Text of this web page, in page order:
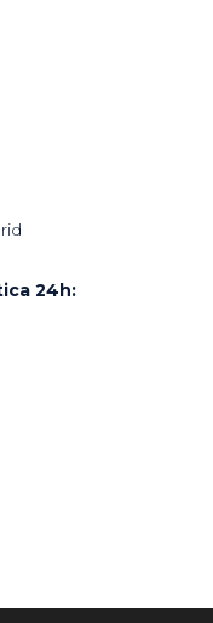
24h: